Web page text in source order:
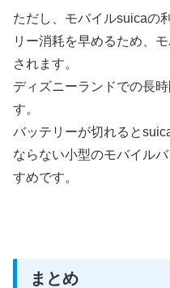
ただし、モバイルsuicaの
リー消耗を早めるため、
されます。
ディズニーランドでの長
す。
バッテリーが切れると
ならない小型のモバイル
すめです。
まとめ